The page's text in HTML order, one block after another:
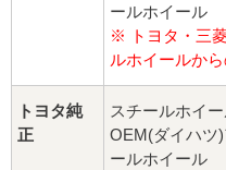
スチール鉄ホイール
ールホイール
※ トヨタ・三
ルホイールか
トヨタ純
正
スチールホイ
OEM(ダイハツ
ールホイール